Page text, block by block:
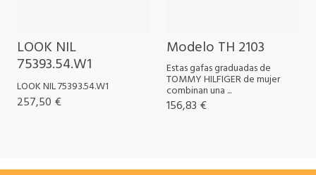
LOOK NIL
75393.54.W1
LOOK NIL 75393.54.W1
257,50 €
Modelo TH 2103
Estas gafas graduadas de
TOMMY HILFIGER de mujer
combinan una ...
156,83 €